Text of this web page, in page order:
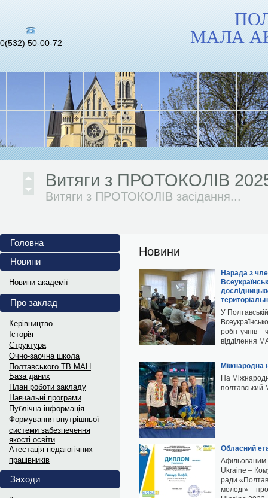
МАЛА
0(532) 50-00-72
Інформаційні матеріали до
повномасштабного...
Витяги з ПРОТОКОЛІВ
Витяги з ПРОТОКОЛІВ засідання...
АНОНСИ ЗАХОДІВ 2024/
Жовтень 2024/2025 н. р. 1.
Витяги з ПРОТОКОЛІВ
Витяги з ПРОТОКОЛІВ засідання...
Інформаційні матеріали до
Український інститут національної...
Науковий лекторій
В рамках відзначення Дня Науки...
Дипломи переможців та
Електронні варіанти дипломів...
Витяги з ПРОТОКОЛІВ
Витяги з ПРОТОКОЛІВ засідання...
Головна
Новини
Новини академії
Про заклад
Керівництво
Історія
Структура
Oчно-заочна школа
Полтавського ТВ МАН
База даних
План роботи закладу
Навчальні програми
Публічна інформація
Формування внутрішньої
системи забезпечення
якості освіти
Атестація педагогічних
працівників
Заходи
Новини
Нарада з
У
робіт учнів –
відділення
Міжнародна
На
Обласний
Афільованим
Ukraine –
ради
молоді» –